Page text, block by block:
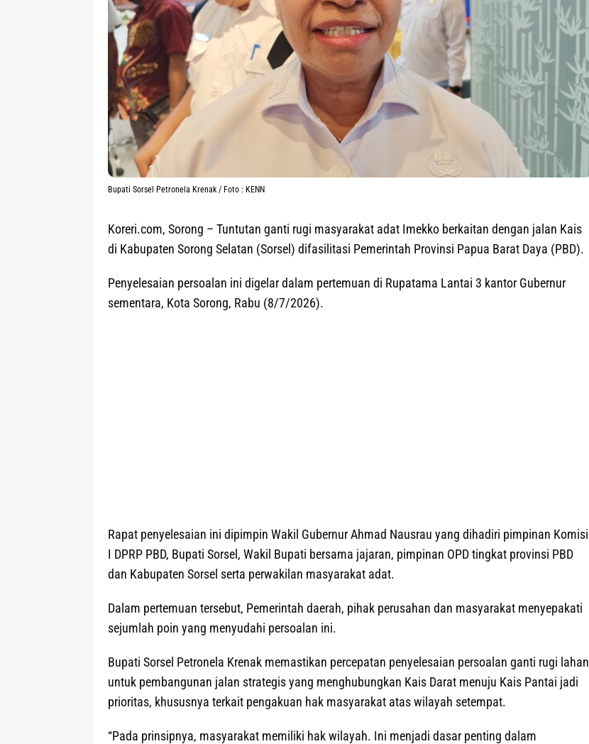
Bupati Sorsel Petronela Krenak / Foto : KENN
Koreri.com, Sorong – Tuntutan ganti rugi masyarakat adat Imekko berkaitan dengan jalan Kais
di Kabupaten Sorong Selatan (Sorsel) difasilitasi Pemerintah Provinsi Papua Barat Daya (PBD).
Penyelesaian persoalan ini digelar dalam pertemuan di Rupatama Lantai 3 kantor Gubernur
sementara, Kota Sorong, Rabu (8/7/2026).
Rapat penyelesaian ini dipimpin Wakil Gubernur Ahmad Nausrau yang dihadiri pimpinan Komisi
I DPRP PBD, Bupati Sorsel, Wakil Bupati bersama jajaran, pimpinan OPD tingkat provinsi PBD
dan Kabupaten Sorsel serta perwakilan masyarakat adat.
Dalam pertemuan tersebut, Pemerintah daerah, pihak perusahan dan masyarakat menyepakati
sejumlah poin yang menyudahi persoalan ini.
Bupati Sorsel Petronela Krenak memastikan percepatan penyelesaian persoalan ganti rugi lahan
untuk pembangunan jalan strategis yang menghubungkan Kais Darat menuju Kais Pantai jadi
prioritas, khususnya terkait pengakuan hak masyarakat atas wilayah setempat.
“Pada prinsipnya, masyarakat memiliki hak wilayah. Ini menjadi dasar penting dalam